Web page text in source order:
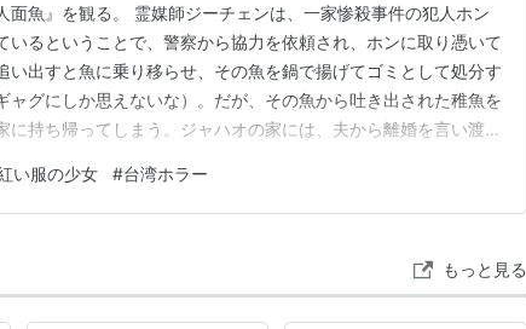
LIFE
アーティスト:BLACK BISCUITS,森浩美,黄大軍,謝銘祐,大坪直樹,小
森田実
版社/メーカー:RCAアリオラジャパン
ディア:CD
面魚』を観る。 霊媒師ジーチェンは、一家惨殺事件の犯人ホン
いるということで、警察から協力を依頼され、ホンに取り憑いて
い出すと魚に乗り移らせ、その魚を鍋で揚げてゴミとして処分す
ャグにしか思えないな）。だが、その魚から吐き出された稚魚を
に持ち帰ってしまう。ジャハオの家には、夫から離婚を言い渡さ
続するようになり、そのためにヤーフェイはどんどん追い詰めら
チェンは刑事とともに一家惨殺事件の…
い服の少女 #台湾ホラー
もっと見る